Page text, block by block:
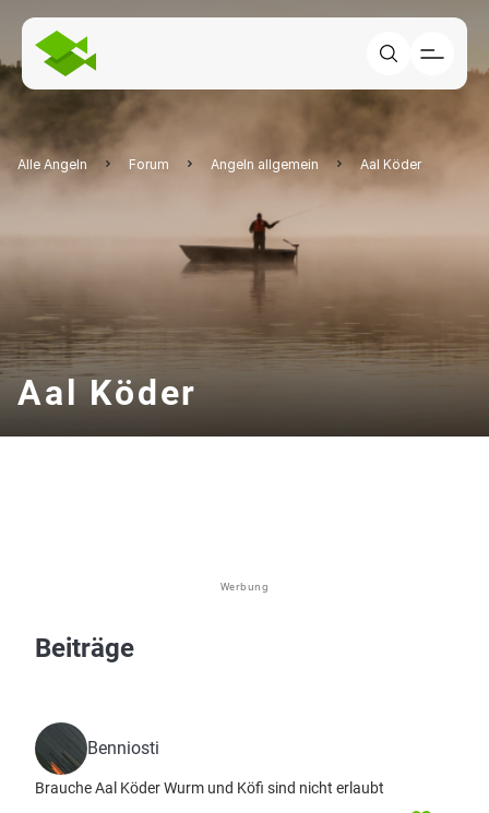
Alle Angeln Forum Angeln allgemein Aal Köder
Aal Köder
Werbung
Beiträge
Benniosti
Brauche Aal Köder Wurm und Köfi sind nicht erlaubt